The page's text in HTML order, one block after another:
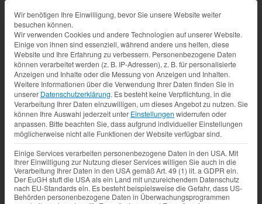
Datenschutz-Präferenz
Wir benötigen Ihre Einwilligung, bevor Sie unsere Website weiter
besuchen können.
Wir verwenden Cookies und andere Technologien auf unserer Website.
Einige von ihnen sind essenziell, während andere uns helfen, diese
Website und Ihre Erfahrung zu verbessern. Personenbezogene Daten
können verarbeitet werden (z. B. IP-Adressen), z. B. für personalisierte
Anzeigen und Inhalte oder die Messung von Anzeigen und Inhalten.
Weitere Informationen über die Verwendung Ihrer Daten finden Sie in
unserer Datenschutzerklärung. Es besteht keine Verpflichtung, in die
Verarbeitung Ihrer Daten einzuwilligen, um dieses Angebot zu nutzen. Sie
können Ihre Auswahl jederzeit unter Einstellungen widerrufen oder
anpassen. Bitte beachten Sie, dass aufgrund individueller Einstellungen
möglicherweise nicht alle Funktionen der Website verfügbar sind.
Einige Services verarbeiten personenbezogene Daten in den USA. Mit
Ihrer Einwilligung zur Nutzung dieser Services willigen Sie auch in die
Verarbeitung Ihrer Daten in den USA gemäß Art. 49 (1) lit. a GDPR ein.
Der EuGH stuft die USA als ein Land mit unzureichendem Datenschutz
nach EU-Standards ein. Es besteht beispielsweise die Gefahr, dass US-
Behörden personenbezogene Daten in Überwachungsprogrammen